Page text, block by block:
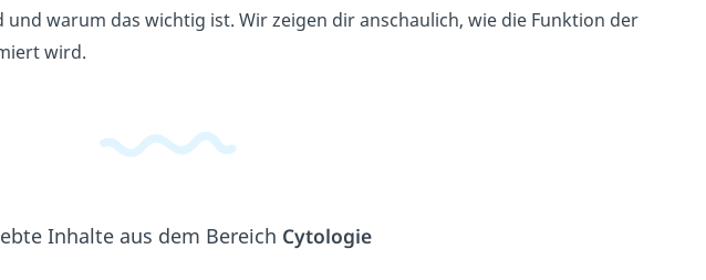
warum das wichtig ist. Wir zeigen dir anschaulich, wie die Funktion der
wird.
Inhalte aus dem Bereich Cytologie